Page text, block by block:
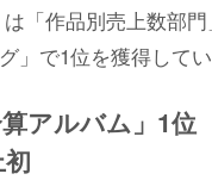
「作品別売上数部
」で1位を獲得してい
アルバム」1